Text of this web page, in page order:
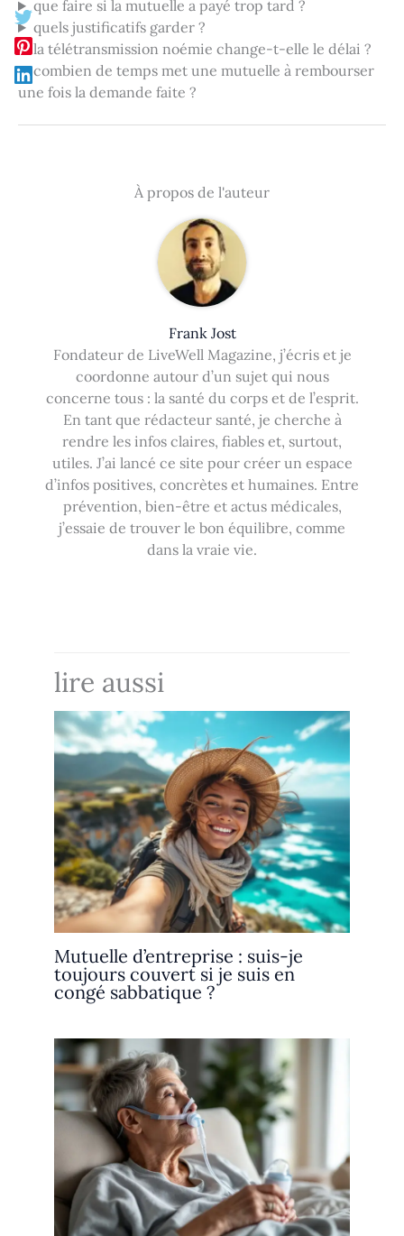
que faire si la mutuelle a payé trop tard ?
quels justificatifs garder ?
la télétransmission noémie change-t-elle le délai ?
combien de temps met une mutuelle à rembourser
une fois la demande faite ?
À propos de l'auteur
Frank Jost
Fondateur de LiveWell Magazine, j’écris et je
coordonne autour d’un sujet qui nous
concerne tous : la santé du corps et de l’esprit.
En tant que rédacteur santé, je cherche à
rendre les infos claires, fiables et, surtout,
utiles. J’ai lancé ce site pour créer un espace
d’infos positives, concrètes et humaines. Entre
prévention, bien-être et actus médicales,
j’essaie de trouver le bon équilibre, comme
dans la vraie vie.
lire aussi
Mutuelle d’entreprise : suis-je
toujours couvert si je suis en
congé sabbatique ?